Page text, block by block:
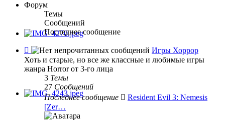
Форум
Темы
Сообщений
Последнее сообщение
Канал
-
Игры
Хоррор
Игры Хоррор
Хоть и старые, но все же классные и любимые игры
жанра Horror от 3-го лица
3 Темы
27 Сообщений
Последнее сообщение
Resident Evil 3: Nemesis
[Zer…